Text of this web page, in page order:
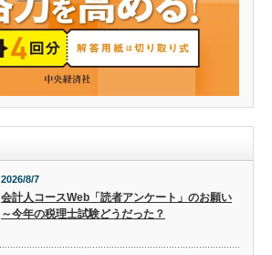
2026/8/7
会計人コースWeb「読者アンケート」のお願い
～今年の税理士試験どうだった？